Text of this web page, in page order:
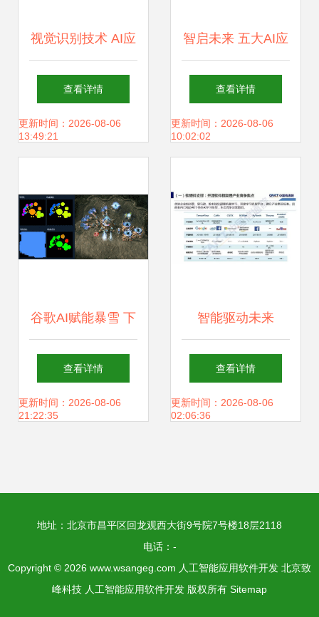
视觉识别技术 AI应
用软件开发的竞争
核心与破局关键
查看详情
更新时间：2026-08-06
13:49:21
智启未来 五大AI应
用软件开发策略驱
动业务扩展
查看详情
更新时间：2026-08-06
10:02:02
谷歌AI赋能暴雪 下
一代人工智能如何
在游戏世界“锻造成
查看详情
更新时间：2026-08-06
21:22:35
智能驱动未来
2018年《人工智能
发展白皮书（产业
查看详情
更新时间：2026-08-06
02:06:36
地址：北京市昌平区回龙观西大街9号院7号楼18层2118
电话：-
Copyright © 2026 www.wsangeg.com 人工智能应用软件开发 北京致
峰科技 人工智能应用软件开发 版权所有 Sitemap